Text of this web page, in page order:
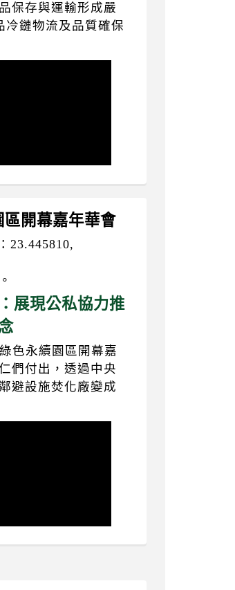
保存與運輸形成嚴
冷鏈物流及品質確保
開幕嘉年華會
23.445810,
展現公私協力推
色永續園區開幕嘉
們付出，透過中央
避設施焚化廠變成